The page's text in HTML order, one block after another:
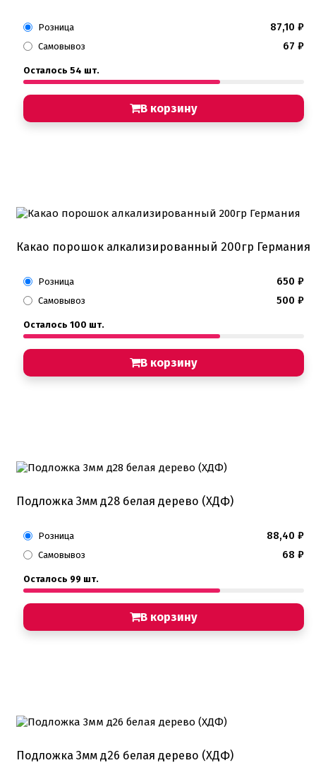
Розница 87,10 ₽
Самовывоз 67 ₽
Осталось 54 шт.
В корзину
Какао порошок алкализированный 200гр Германия
Розница 650 ₽
Самовывоз 500 ₽
Осталось 100 шт.
В корзину
Подложка 3мм д28 белая дерево (ХДФ)
Розница 88,40 ₽
Самовывоз 68 ₽
Осталось 99 шт.
В корзину
Подложка 3мм д26 белая дерево (ХДФ)